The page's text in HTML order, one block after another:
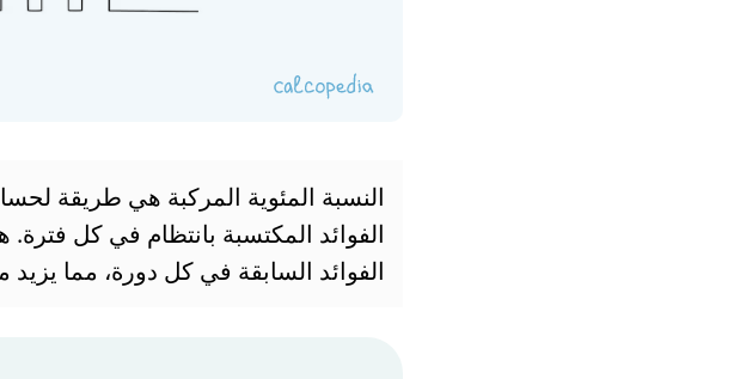
النسبة المئوية المركبة هي طريقة
الفوائد المكتسبة بانتظام في كل
الفوائد السابقة في كل دورة، مما